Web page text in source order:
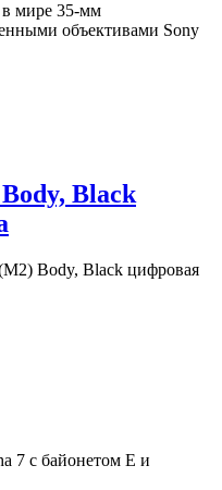
в мире 35-мм
объективами Sony
Black
Body, Black цифровая
7 с байонетом Е и